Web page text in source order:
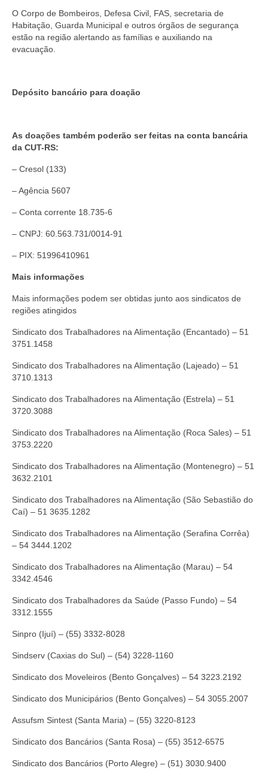
O Corpo de Bombeiros, Defesa Civil, FAS, secretaria de
Habitação, Guarda Municipal e outros órgãos de segurança
estão na região alertando as famílias e auxiliando na
evacuação.
Depósito bancário para doação
As doações também poderão ser feitas na conta bancária
da CUT-RS:
– Cresol (133)
– Agência 5607
– Conta corrente 18.735-6
– CNPJ: 60.563.731/0014-91
– PIX: 51996410961
Mais informações
Mais informações podem ser obtidas junto aos sindicatos de
regiões atingidos
Sindicato dos Trabalhadores na Alimentação (Encantado) – 51
3751.1458
Sindicato dos Trabalhadores na Alimentação (Lajeado) – 51
3710.1313
Sindicato dos Trabalhadores na Alimentação (Estrela) – 51
3720.3088
Sindicato dos Trabalhadores na Alimentação (Roca Sales) – 51
3753.2220
Sindicato dos Trabalhadores na Alimentação (Montenegro) – 51
3632.2101
Sindicato dos Trabalhadores na Alimentação (São Sebastião do
Caí) – 51 3635.1282
Sindicato dos Trabalhadores na Alimentação (Serafina Corrêa)
– 54 3444.1202
Sindicato dos Trabalhadores na Alimentação (Marau) – 54
3342.4546
Sindicato dos Trabalhadores da Saúde (Passo Fundo) – 54
3312.1555
Sinpro (Ijuí) – (55) 3332-8028
Sindserv (Caxias do Sul) – (54) 3228-1160
Sindicato dos Moveleiros (Bento Gonçalves) – 54 3223.2192
Sindicato dos Municipários (Bento Gonçalves) – 54 3055.2007
Assufsm Sintest (Santa Maria) – (55) 3220-8123
Sindicato dos Bancários (Santa Rosa) – (55) 3512-6575
Sindicato dos Bancários (Porto Alegre) – (51) 3030.9400